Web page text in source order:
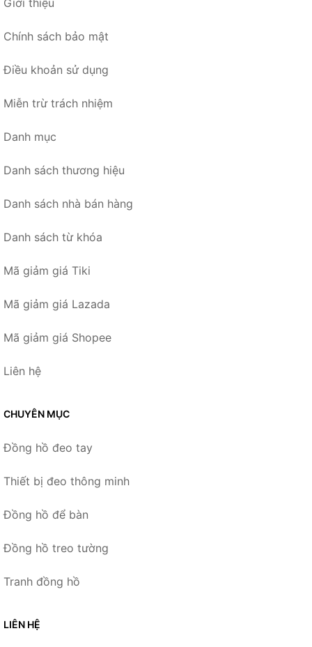
Giới thiệu
Chính sách bảo mật
Điều khoản sử dụng
Miễn trừ trách nhiệm
Danh mục
Danh sách thương hiệu
Danh sách nhà bán hàng
Danh sách từ khóa
Mã giảm giá Tiki
Mã giảm giá Lazada
Mã giảm giá Shopee
Liên hệ
CHUYÊN MỤC
Đồng hồ đeo tay
Thiết bị đeo thông minh
Đồng hồ để bàn
Đồng hồ treo tường
Tranh đồng hồ
LIÊN HỆ